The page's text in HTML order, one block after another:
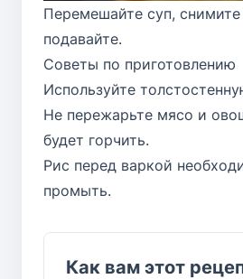
Перемешайте суп, снимите
подавайте.
Советы по приготовлению
Используйте
Не пережарьте мясо и
будет горчить.
Рис перед варкой
промыть.
Как вам этот